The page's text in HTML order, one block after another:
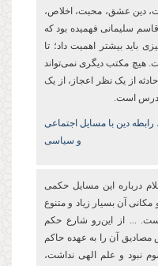
دین عشق، محبت، اخلاص،
سلیمانی فهمیده بود که
بیشتر اهمیت داد؛ تا
هیچ مکتب دیگری نمی‌تواند
از یک نظر اعجاز، از یک
درس است.
دین با مسایل اجتماعی
و سیاسی
درباره این مسایل حکمی
آن بسیار زیاد و متنوع
... از این‌رو شارع حکم
مصادیق آن را به عهده حاکم
نبود و علم الهی نداشت،